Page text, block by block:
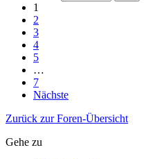
1
2
3
4
5
…
7
Nächste
Zurück zur Foren-Übersicht
Gehe zu